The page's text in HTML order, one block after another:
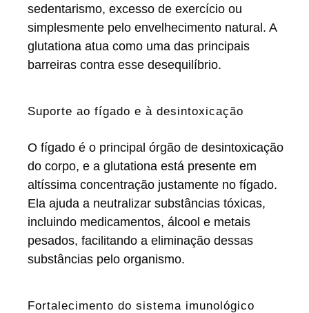
sedentarismo, excesso de exercício ou
simplesmente pelo envelhecimento natural. A
glutationa atua como uma das principais
barreiras contra esse desequilíbrio.
Suporte ao fígado e à desintoxicação
O fígado é o principal órgão de desintoxicação
do corpo, e a glutationa está presente em
altíssima concentração justamente no fígado.
Ela ajuda a neutralizar substâncias tóxicas,
incluindo medicamentos, álcool e metais
pesados, facilitando a eliminação dessas
substâncias pelo organismo.
Fortalecimento do sistema imunológico